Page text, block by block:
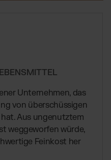
Netzwerk
Lösung
Services
Unternehmen, das
von überschüssigen
Aus ungenutztem
weggeworfen würde,
Feinkost her